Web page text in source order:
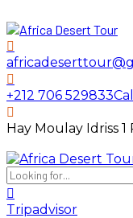
+212 706 529833
Hay Moulay Idriss
Tripadvisor